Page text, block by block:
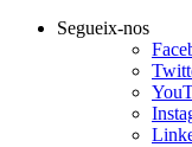
Segueix-nos